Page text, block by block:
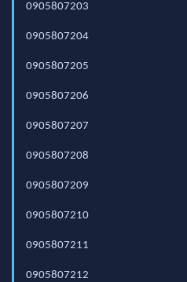
0905807203
0905807204
0905807205
0905807206
0905807207
0905807208
0905807209
0905807210
0905807211
0905807212